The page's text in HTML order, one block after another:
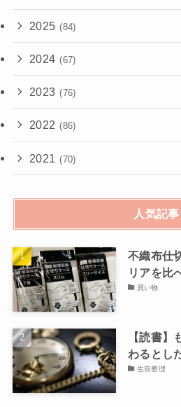
2025 (84)
2024 (67)
2023 (76)
2022 (86)
2021 (70)
人気記事
不織布仕
リアを比
買い物
【読書】
わるとし
生前整理